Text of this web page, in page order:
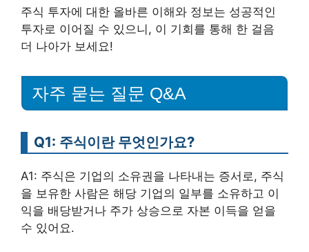
주식 투자에 대한 올바른 이해와 정보는 성공적인
투자로 이어질 수 있으니, 이 기회를 통해 한 걸음
더 나아가 보세요!
자주 묻는 질문 Q&A
Q1: 주식이란 무엇인가요?
A1: 주식은 기업의 소유권을 나타내는 증서로, 주식
을 보유한 사람은 해당 기업의 일부를 소유하고 이
익을 배당받거나 주가 상승으로 자본 이득을 얻을
수 있어요.